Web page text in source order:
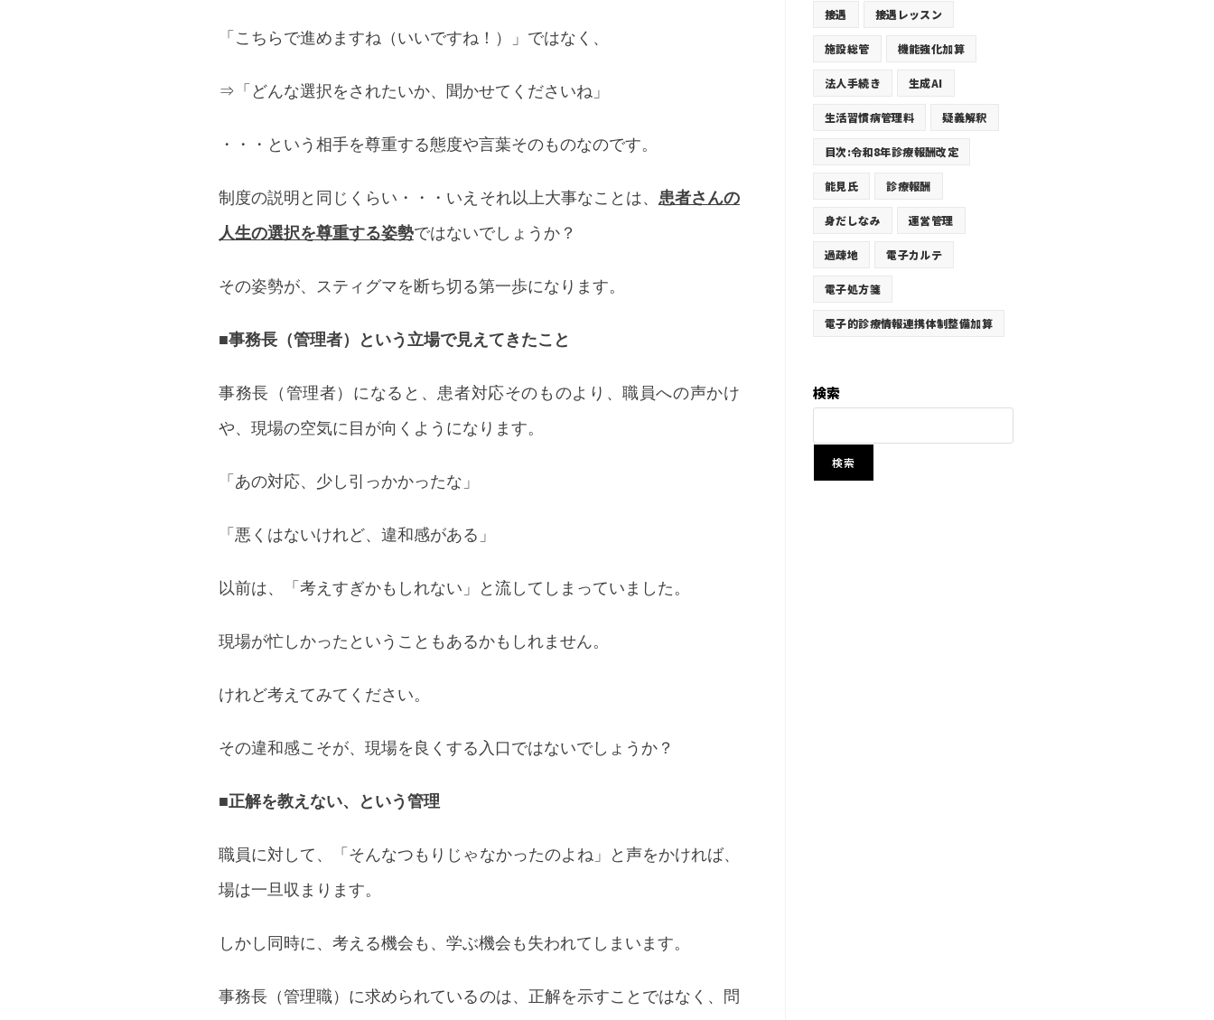
「こちらで進めますね（いいですね！）」ではなく、
⇒「どんな選択をされたいか、聞かせてくださいね」
・・・という相手を尊重する態度や言葉そのものなのです。
制度の説明と同じくらい・・・いえそれ以上大事なことは、 患者さんの
人生の選択を尊重する姿勢ではないでしょうか？
その姿勢が、スティグマを断ち切る第一歩になります。
■事務長（管理者）という立場で見えてきたこと
事務長（管理者）になると、患者対応そのものより、職員への声かけ
や、現場の空気に目が向くようになります。
「あの対応、少し引っかかったな」
「悪くはないけれど、違和感がある」
以前は、「考えすぎかもしれない」と流してしまっていました。
現場が忙しかったということもあるかもしれません。
けれど考えてみてください。
その違和感こそが、現場を良くする入口ではないでしょうか？
■正解を教えない、という管理
職員に対して、「そんなつもりじゃなかったのよね」と声をかければ、
場は一旦収まります。
しかし同時に、考える機会も、学ぶ機会も失われてしまいます。
事務長（管理職）に求められているのは、正解を示すことではなく、問
接遇 接遇レッスン
施設総管 機能強化加算
法人手続き 生成AI
生活習慣病管理料 疑義解釈
目次:令和8年診療報酬改定
能見氏 診療報酬
身だしなみ 運営管理
過疎地 電子カルテ
電子処方箋
電子的診療情報連携体制整備加算
検索
検索